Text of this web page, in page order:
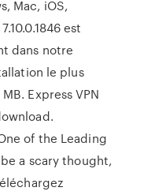
Mac, iOS,
est
dans notre
le plus
Express VPN
of the Leading
a scary thought,